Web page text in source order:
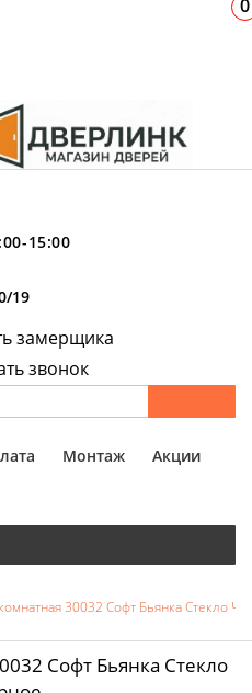
15:00
19
замерщика
звонок
Монтаж
Акции
30032 Софт Бьянка Стекло
Софт Бьянка Стекло
0